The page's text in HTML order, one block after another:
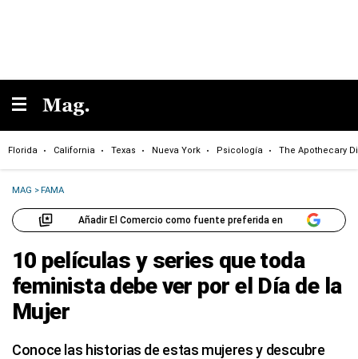
Florida California Texas Nueva York Psicología The Apothecary
MAG >FAMA
Añadir El Comercio como fuente preferida en
10 películas y series que toda
feminista debe ver por el Día de la
Mujer
Conoce las historias de estas mujeres y descubre